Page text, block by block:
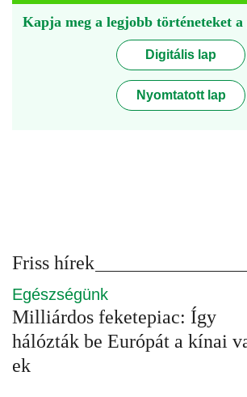
Kapja meg a legjobb történeteket
Digitális lap
Nyomtatott lap
Friss hírek
Egészségünk
Milliárdos feketepiac: Így
hálózták be Európát a kínai
ek